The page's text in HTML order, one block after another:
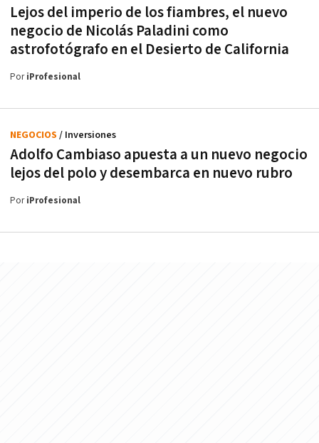
Lejos del imperio de los fiambres, el nuevo
negocio de Nicolás Paladini como
astrofotógrafo en el Desierto de California
PoriProfesional
Adolfo Cambiaso apuesta a un nuevo negocio
lejos del polo y desembarca en nuevo rubro
NEGOCIOS / Inversiones
PoriProfesional